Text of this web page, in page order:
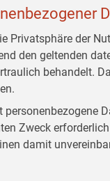
Privatsphäre der
den geltenden
behandelt.
Zweck
damit